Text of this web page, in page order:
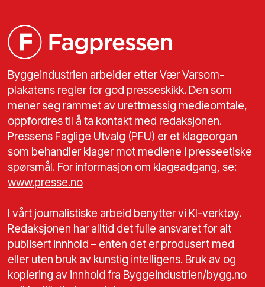
Byggeindustrien arbeider etter Vær Varsom-
plakatens regler for god presseskikk. Den som
mener seg rammet av urettmessig medieomtale,
oppfordres til å ta kontakt med redaksjonen.
Pressens Faglige Utvalg (PFU) er et klageorgan
som behandler klager mot mediene i presseetiske
spørsmål. For informasjon om klageadgang, se:
www.presse.no
I vårt journalistiske arbeid benytter vi KI-verktøy.
Redaksjonen har alltid det fulle ansvaret for alt
publisert innhold – enten det er produsert med
eller uten bruk av kunstig intelligens. Bruk av og
kopiering av innhold fra Byggeindustrien/bygg.no